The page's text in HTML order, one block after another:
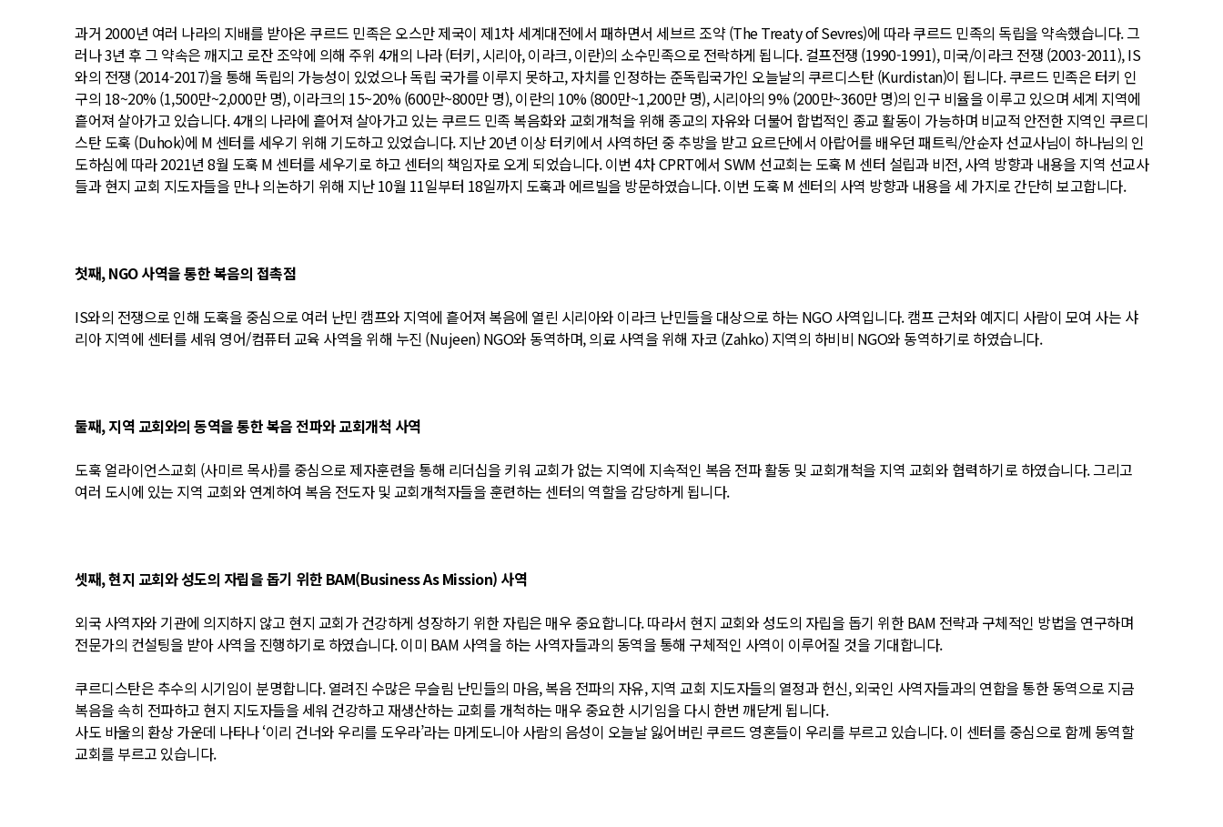
과거 2000년 여러 나라의 지배를 받아온 쿠르드 민족은 오스만 제국이 제1차 세계대전에서 패하면서 세브르 조약 (The Treaty of Sevres)에 따라 쿠르드 민족의 독립을 약속했습니다. 그
러나 3년 후 그 약속은 깨지고 로잔 조약에 의해 주위 4개의 나라 (터키, 시리아, 이라크, 이란)의 소수민족으로 전락하게 됩니다. 걸프전쟁 (1990-1991), 미국/이라크 전쟁 (2003-2011), IS
와의 전쟁 (2014-2017)을 통해 독립의 가능성이 있었으나 독립 국가를 이루지 못하고, 자치를 인정하는 준독립국가인 오늘날의 쿠르디스탄 (Kurdistan)이 됩니다. 쿠르드 민족은 터키 인
구의 18~20% (1,500만~2,000만 명), 이라크의 15~20% (600만~800만 명), 이란의 10% (800만~1,200만 명), 시리아의 9% (200만~360만 명)의 인구 비율을 이루고 있으며 세계 지역에
흩어져 살아가고 있습니다. 4개의 나라에 흩어져 살아가고 있는 쿠르드 민족 복음화와 교회개척을 위해 종교의 자유와 더불어 합법적인 종교 활동이 가능하며 비교적 안전한 지역인 쿠르디
스탄 도훅 (Duhok)에 M 센터를 세우기 위해 기도하고 있었습니다. 지난 20년 이상 터키에서 사역하던 중 추방을 받고 요르단에서 아랍어를 배우던 패트릭/안순자 선교사님이 하나님의 인
도하심에 따라 2021년 8월 도훅 M 센터를 세우기로 하고 센터의 책임자로 오게 되었습니다. 이번 4차 CPRT에서 SWM 선교회는 도훅 M 센터 설립과 비전, 사역 방향과 내용을 지역 선교사
들과 현지 교회 지도자들을 만나 의논하기 위해 지난 10월 11일부터 18일까지 도훅과 에르빌을 방문하였습니다. 이번 도훅 M 센터의 사역 방향과 내용을 세 가지로 간단히 보고합니다.
첫째, NGO 사역을 통한 복음의 접촉점
IS와의 전쟁으로 인해 도훅을 중심으로 여러 난민 캠프와 지역에 흩어져 복음에 열린 시리아와 이라크 난민들을 대상으로 하는 NGO 사역입니다. 캠프 근처와 예지디 사람이 모여 사는 샤
리아 지역에 센터를 세워 영어/컴퓨터 교육 사역을 위해 누진 (Nujeen) NGO와 동역하며, 의료 사역을 위해 자코 (Zahko) 지역의 하비비 NGO와 동역하기로 하였습니다.
둘째, 지역 교회와의 동역을 통한 복음 전파와 교회개척 사역
도훅 얼라이언스교회 (사미르 목사)를 중심으로 제자훈련을 통해 리더십을 키워 교회가 없는 지역에 지속적인 복음 전파 활동 및 교회개척을 지역 교회와 협력하기로 하였습니다. 그리고
여러 도시에 있는 지역 교회와 연계하여 복음 전도자 및 교회개척자들을 훈련하는 센터의 역할을 감당하게 됩니다.
셋째, 현지 교회와 성도의 자립을 돕기 위한 BAM(Business As Mission) 사역
외국 사역자와 기관에 의지하지 않고 현지 교회가 건강하게 성장하기 위한 자립은 매우 중요합니다. 따라서 현지 교회와 성도의 자립을 돕기 위한 BAM 전략과 구체적인 방법을 연구하며
전문가의 컨설팅을 받아 사역을 진행하기로 하였습니다. 이미 BAM 사역을 하는 사역자들과의 동역을 통해 구체적인 사역이 이루어질 것을 기대합니다.
쿠르디스탄은 추수의 시기임이 분명합니다. 열려진 수많은 무슬림 난민들의 마음, 복음 전파의 자유, 지역 교회 지도자들의 열정과 헌신, 외국인 사역자들과의 연합을 통한 동역으로 지금
복음을 속히 전파하고 현지 지도자들을 세워 건강하고 재생산하는 교회를 개척하는 매우 중요한 시기임을 다시 한번 깨닫게 됩니다.
사도 바울의 환상 가운데 나타나 ‘이리 건너와 우리를 도우라’라는 마게도니아 사람의 음성이 오늘날 잃어버린 쿠르드 영혼들이 우리를 부르고 있습니다. 이 센터를 중심으로 함께 동역할
교회를 부르고 있습니다.